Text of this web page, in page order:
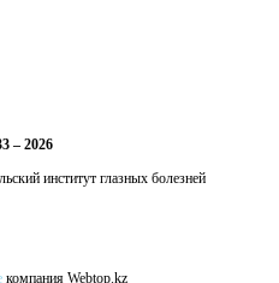
– 2026
институт глазных болезней
компания Webtop.kz